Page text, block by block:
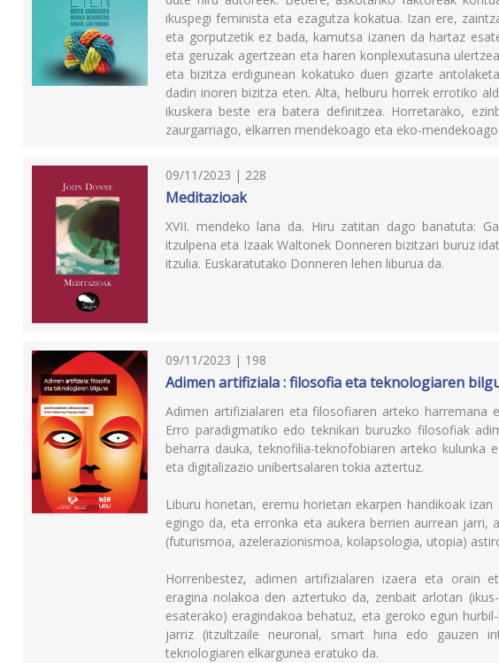
ikuspegi feminista eta ezagutza kokatua. Izan ere,
eta gorputzetik ez bada, kamutsa izanen da hartaz
eta geruzak agertzean eta haren konplexutasuna
eta bizitza erdigunean kokatuko duen gizarte
dadin inoren bizitza eten. Alta, helburu horrek errotiko
ikuskera beste era batera definitzea. Horretarako,
zaurgarriago, elkarren mendekoago eta eko-
09/11/2023 | 228
Meditazioak
XVII. mendeko lana da. Hiru zatitan dago banatuta:
itzulpena eta Izaak Waltonek Donneren bizitzari buruz
itzulia. Euskaratutako Donneren lehen liburua da.
09/11/2023 | 198
Adimen artifiziala : filosofia eta teknologiaren
Adimen artifizialaren eta filosofiaren arteko harremana
Erro paradigmatiko edo teknikari buruzko filosofiak
beharra dauka, teknofilia-teknofobiaren arteko kulunka
eta digitalizazio unibertsalaren tokia aztertuz.
Liburu honetan, eremu horietan ekarpen handikoak
egingo da, eta erronka eta aukera berrien aurrean jarri,
(futurismoa, azelerazionismoa, kolapsologia, utopia)
Horrenbestez, adimen artifizialaren izaera eta orain
eragina nolakoa den aztertuko da, zenbait arlotan
esaterako) eragindakoa behatuz, eta geroko egun
jarriz (itzultzaile neuronal, smart hiria edo gauzen
teknologiaren elkargunea eratuko da.